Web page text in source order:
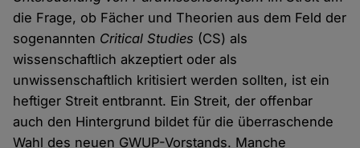
die Frage, ob Fächer und Theorien aus dem Feld der
sogenannten Critical Studies (CS) als
wissenschaftlich akzeptiert oder als
unwissenschaftlich kritisiert werden sollten, ist ein
heftiger Streit entbrannt. Ein Streit, der offenbar
auch den Hintergrund bildet für die überraschende
Wahl des neuen GWUP-Vorstands. Manche